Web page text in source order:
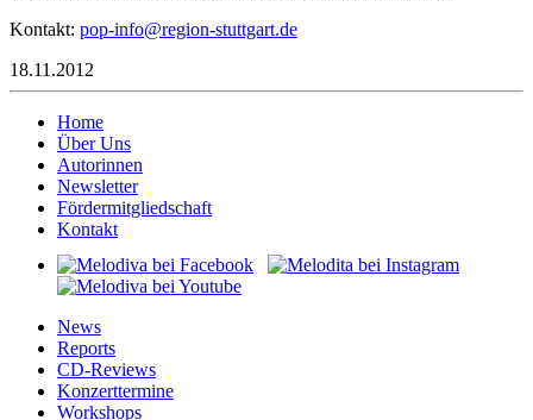
Kontakt:
ed.tr
agttu
ts-no
iger@
ofni-
pop
18.11.2012
Home
Über Uns
Autorinnen
Newsletter
Fördermitgliedschaft
Kontakt
News
Reports
CD-Reviews
Konzerttermine
Workshops